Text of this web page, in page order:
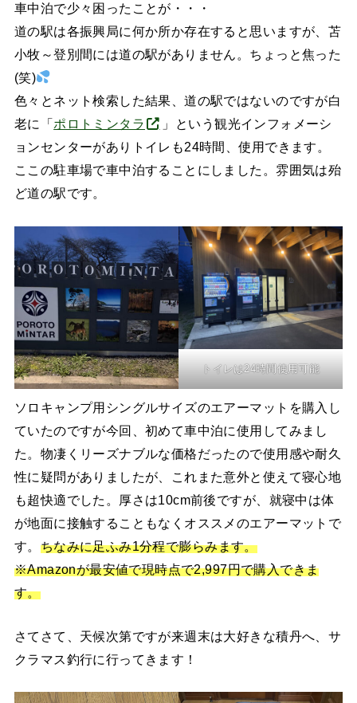
車中泊で少々困ったことが・・・
道の駅は各振興局に何か所か存在すると思いますが、苫
小牧～登別間には道の駅がありません。ちょっと焦った
(笑)
色々とネット検索した結果、道の駅ではないのですが白
老に「ポロトミンタラ
」という観光インフォメーシ
ョンセンターがありトイレも24時間、使用できます。
ここの駐車場で車中泊することにしました。雰囲気は殆
ど道の駅です。
トイレは24時間使用可能
ソロキャンプ用シングルサイズのエアーマットを購入し
ていたのですが今回、初めて車中泊に使用してみまし
た。物凄くリーズナブルな価格だったので使用感や耐久
性に疑問がありましたが、これまた意外と使えて寝心地
も超快適でした。厚さは10cm前後ですが、就寝中は体
が地面に接触することもなくオススメのエアーマットで
す。 ちなみに足ふみ1分程で膨らみます。
※Amazonが最安値で現時点で2,997円で購入できま
す。
さてさて、天候次第ですが来週末は大好きな積丹へ、サ
クラマス釣行に行ってきます！